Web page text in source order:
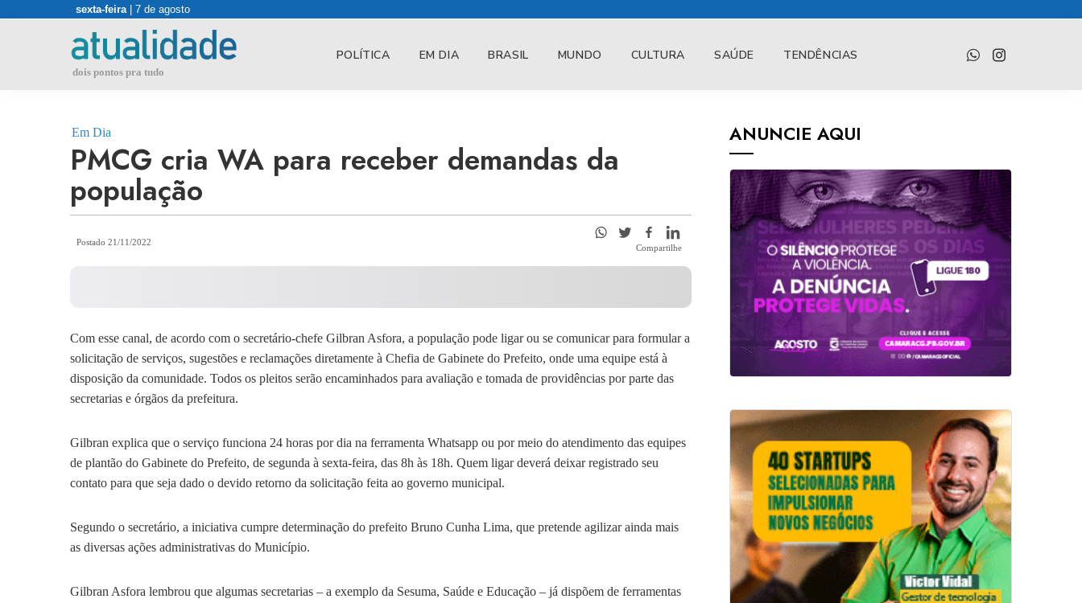
sexta-feira | 7 de agosto
dois pontos pra tudo
POLÍTICA EM DIA BRASIL MUNDO CULTURA SAÚDE TENDÊNCIAS
Em Dia
PMCG cria WA para receber demandas da
população
Postado 21/11/2022
Compartilhe
Com esse canal, de acordo com o secretário-chefe Gilbran Asfora, a população pode ligar ou se comunicar para formular a
solicitação de serviços, sugestões e reclamações diretamente à Chefia de Gabinete do Prefeito, onde uma equipe está à
disposição da comunidade. Todos os pleitos serão encaminhados para avaliação e tomada de providências por parte das
secretarias e órgãos da prefeitura.
Gilbran explica que o serviço funciona 24 horas por dia na ferramenta Whatsapp ou por meio do atendimento das equipes
de plantão do Gabinete do Prefeito, de segunda à sexta-feira, das 8h às 18h. Quem ligar deverá deixar registrado seu
contato para que seja dado o devido retorno da solicitação feita ao governo municipal.
Segundo o secretário, a iniciativa cumpre determinação do prefeito Bruno Cunha Lima, que pretende agilizar ainda mais
as diversas ações administrativas do Município.
Gilbran Asfora lembrou que algumas secretarias – a exemplo da Sesuma, Saúde e Educação – já dispõem de ferramentas
ANUNCIE AQUI